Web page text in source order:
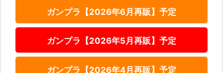
ガンプラ【2026年6月再販】予定
ガンプラ【2026年5月再販】予定
ガンプラ【2026年4月再販】予定